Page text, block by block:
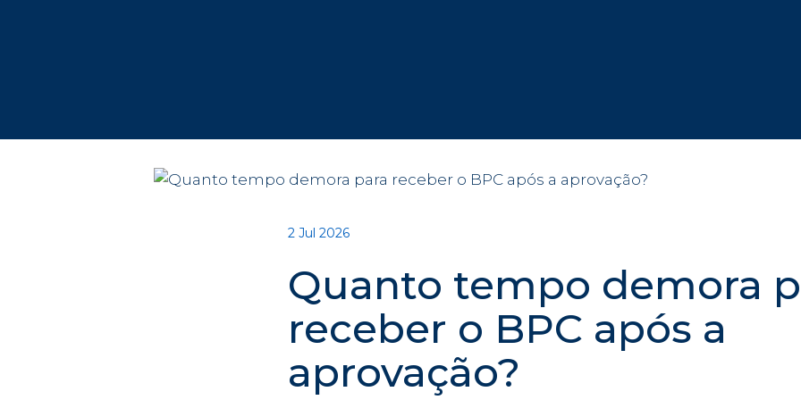
2 Jul 2026
Quanto tempo demora
receber o BPC após a
aprovação?